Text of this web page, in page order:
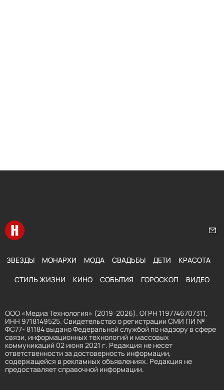
Перейти на главную
ЗВЕЗДЫ МОНАРХИ МОДА СВАДЬБЫ ДЕТИ КРАСОТА
СТИЛЬ ЖИЗНИ КИНО СОБЫТИЯ ГОРОСКОП ВИДЕО
ООО «Медиа Технология» (2019-2026). ОГРН 1197746707311,
ИНН 9718149525. Свидетельство о регистрации СМИ ПИ №
ФС77- 81184 выдано Федеральной службой по надзору в сфере
связи, информационных технологий и массовых
коммуникаций 02 июня 2021 г. Редакция не несет
ответственности за достоверность информации,
содержащейся в рекламных объявлениях. Редакция не
предоставляет справочной информации.